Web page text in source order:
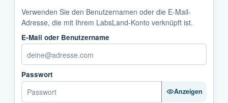
Verwenden Sie den Benutzernamen oder die E-Mail-
Adresse, die mit Ihrem LabsLand-Konto verknüpft ist.
E-Mail oder Benutzername
Passwort
Anzeigen